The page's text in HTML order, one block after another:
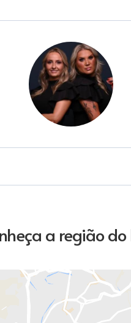
a região